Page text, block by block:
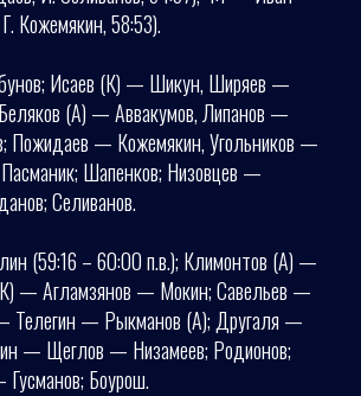
Кожемякин, 58:53).
Исаев (К) — Шикун, Ширяев —
(А) — Аввакумов, Липанов —
Пожидаев — Кожемякин, Угольников —
Шапенков; Низовцев —
Селиванов.
(59:16 – 60:00 п.в.); Климонтов (А) —
— Агламзянов — Мокин; Савельев —
Телегин — Рыкманов (А); Другаля —
— Щеглов — Низамеев; Родионов;
Боурош.